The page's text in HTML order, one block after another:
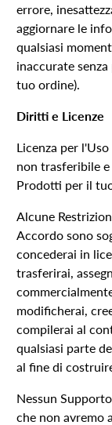
errore,
aggiornare le
qualsiasi
inaccurate
tuo ordine).
Diritti e Licenze
Licenza per
non trasferibile
Prodotti per il
Alcune
Accordo sono
concederai in
trasferirai,
modificherai,
compilerai al
qualsiasi parte
al fine di
Nessun
che non avremo